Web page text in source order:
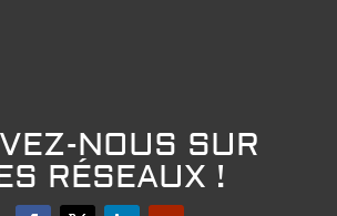
NOUS SUR
RÉSEAUX !